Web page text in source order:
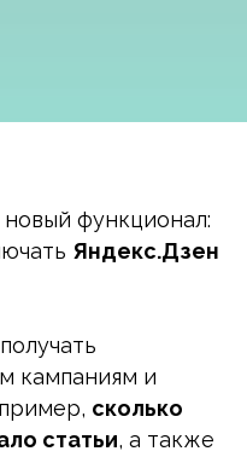
функционал:
Яндекс.Дзен
кампаниям и
сколько
статьи, а также